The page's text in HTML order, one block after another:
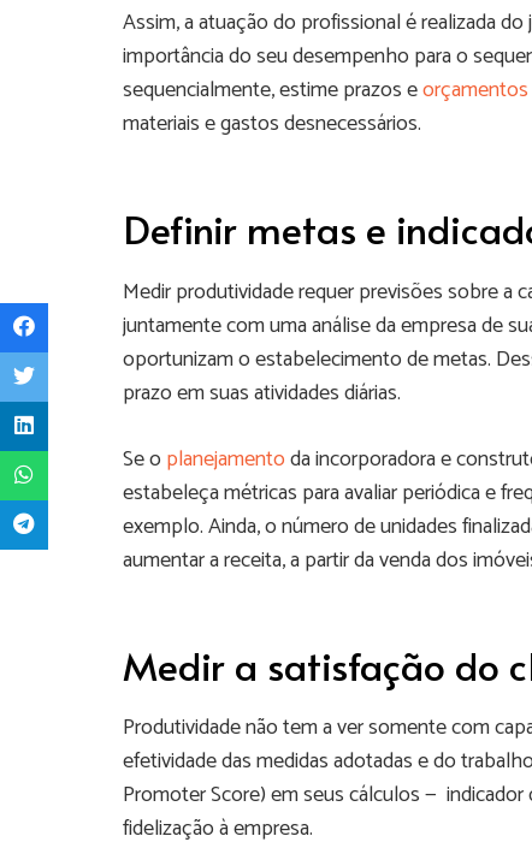
Assim, a atuação do profissional é realizada
importância do seu desempenho para o
sequencialmente, estime prazos eorçamentos
materiais e gastos desnecessários.
Definir metas e
Medir produtividade requer previsões sobre a
juntamente com uma análise da empresa de
oportunizam o estabelecimento de metas.
prazo em suas atividades diárias.
Se o planejamentoda incorporadora e
estabeleça métricas para avaliar periódica e
exemplo. Ainda, o número de unidades
aumentar a receita, a partir da venda dos
Medir a satisfação do
Produtividade não tem a ver somente com
efetividade das medidas adotadas e do
Promoter Score) em seus cálculos —
fidelização à empresa.